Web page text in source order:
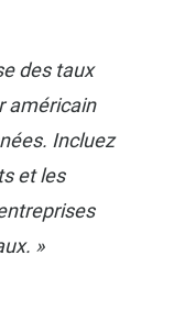
des taux
américain
Incluez
et les
»